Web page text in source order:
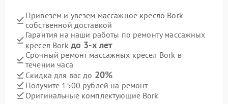
Привезем и увезем массажное кресло Bork
собственной доставкой
Гарантия на наши работы по ремонту массажных
кресел Bork до 3-х лет
Срочный ремонт массажных кресел Bork в
течении часа
Скидка для вас до 20%
Получите 1500 рублей на ремонт
Оригинальные комплектующие Bork